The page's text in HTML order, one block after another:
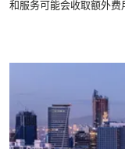
和服务可能会收取额外费